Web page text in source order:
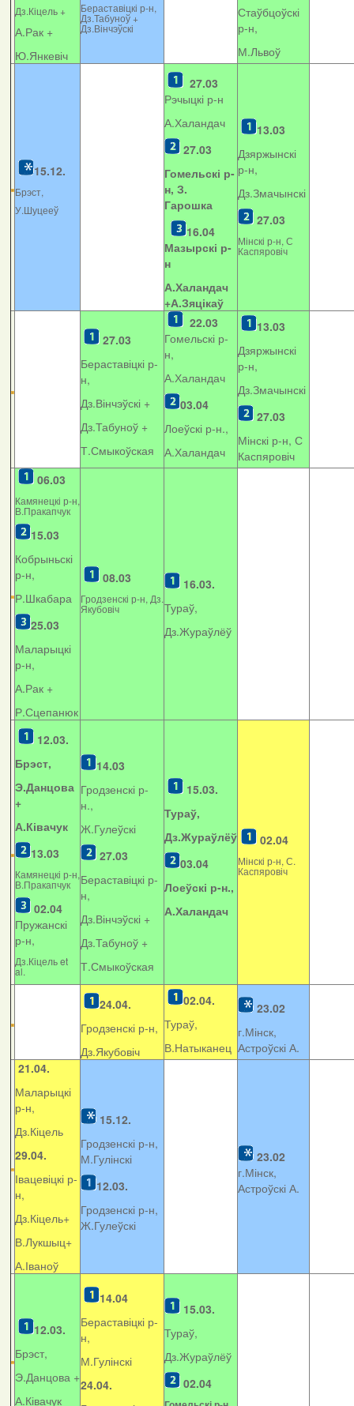
Дз.Кіцель +
А.Рак +
Ю.Янкевіч
Бераставіцкі р-н,
Дз.Табуноў +
Дз.Вінчэўскі
Стаўбцоўскі
р-н,
М.Львоў
15.12.
Брэст,
У.Шуцееў
27.03
Рэчыцкі р-н
А.Халандач
27.03
Гомельскі р-
н, З.
Гарошка
16.04
Мазырскі р-
н
А.Халандач
+А.Зяцікаў
13.03
Дзяржынскі
р-н,
Дз.Змачынскі
27.03
Мінскі р-н, С
Каспяровіч
27.03
Бераставіцкі р-
н,
Дз.Вінчэўскі +
Дз.Табуноў +
Т.Смыкоўская
22.03
Гомельскі р-
н,
А.Халандач
03.04
Лоеўскі р-н.,
А.Халандач
13.03
Дзяржынскі
р-н,
Дз.Змачынскі
27.03
Мінскі р-н, С
Каспяровіч
06.03
Камянецкі р-н,
В.Пракапчук
15.03
Кобрыньскі
р-н,
Р.Шкабара
25.03
Маларыцкі
р-н,
А.Рак +
Р.Сцепанюк
08.03
Гродзенскі р-н, Дз.
Якубовіч
16.03.
Тураў,
Дз.Жураўлёў
12.03.
Брэст,
Э.Данцова
+
А.Ківачук
13.03
Камянецкі р-н,
В.Пракапчук
02.04
Пружанскі
р-н,
Дз.Кіцель et
al.
14.03
Гродзенскі р-
н.,
Ж.Гулеўскі
27.03
Бераставіцкі р-
н,
Дз.Вінчэўскі +
Дз.Табуноў +
Т.Смыкоўская
15.03.
Тураў,
Дз.Жураўлёў
03.04
Лоеўскі р-н.,
А.Халандач
02.04
Мінскі р-н, С.
Каспяровіч
24.04.
Гродзенскі р-н,
Дз.Якубовіч
02.04.
Тураў,
В.Натыканец
23.02
г.Мінск,
Астроўскі А.
21.04.
Маларыцкі
р-н,
Дз.Кіцель
29.04.
Івацевіцкі р-
н,
Дз.Кіцель+
В.Лукшыц+
А.Іваноў
15.12.
Гродзенскі р-н,
М.Гулінскі
12.03.
Гродзенскі р-н,
Ж.Гулеўскі
23.02
г.Мінск,
Астроўскі А.
12.03.
Брэст,
Э.Данцова +
А.Ківачук
14.04
Бераставіцкі р-
н,
М.Гулінскі
24.04.
15.03.
Тураў,
Дз.Жураўлёў
02.04